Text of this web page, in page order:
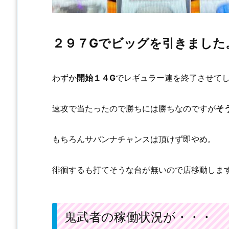
２９７Gでビッグを引きました
わずか開始１４Gでレギュラー連を終了させて
速攻で当たったので勝ちには勝ちなのですがそ
もちろんサバンナチャンスは頂けず即やめ。
徘徊するも打てそうな台が無いので店移動しま
鬼武者の稼働状況が・・・